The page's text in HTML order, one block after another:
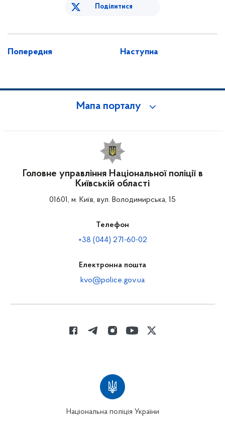
Поділитися
Попередня Наступна
Мапа порталу
Головне управління Національної поліції в
Київській області
01601, м. Київ, вул. Володимирська, 15
Телефон
+38 (044) 271-60-02
Електронна пошта
kvo@police.gov.ua
Національна поліція України